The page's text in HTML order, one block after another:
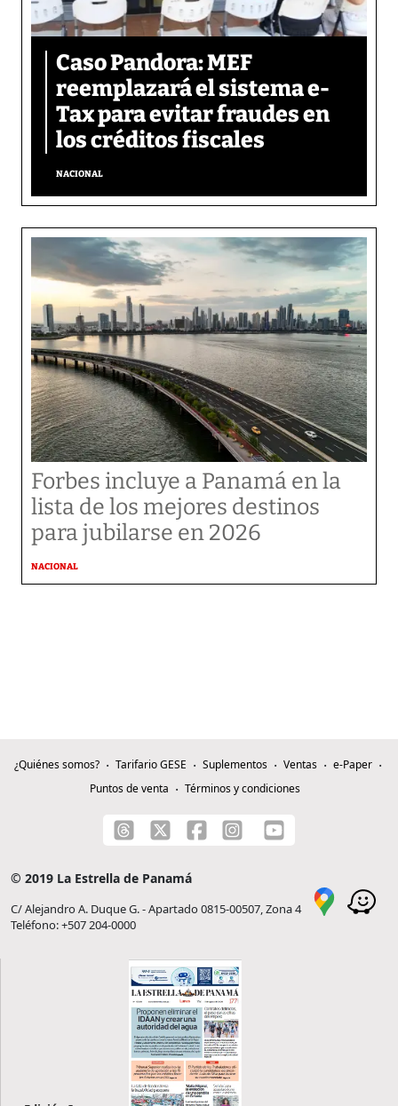
Caso Pandora: MEF
reemplazará el sistema e-
Tax para evitar fraudes en
los créditos fiscales
NACIONAL
Forbes incluye a Panamá en la
lista de los mejores destinos
para jubilarse en 2026
NACIONAL
¿Quiénes somos? Tarifario GESE Suplementos Ventas
e-Paper
Puntos de venta
Términos y condiciones
© 2019 La Estrella de Panamá
C/ Alejandro A. Duque G. - Apartado 0815-00507, Zona 4
Teléfono: +507 204-0000